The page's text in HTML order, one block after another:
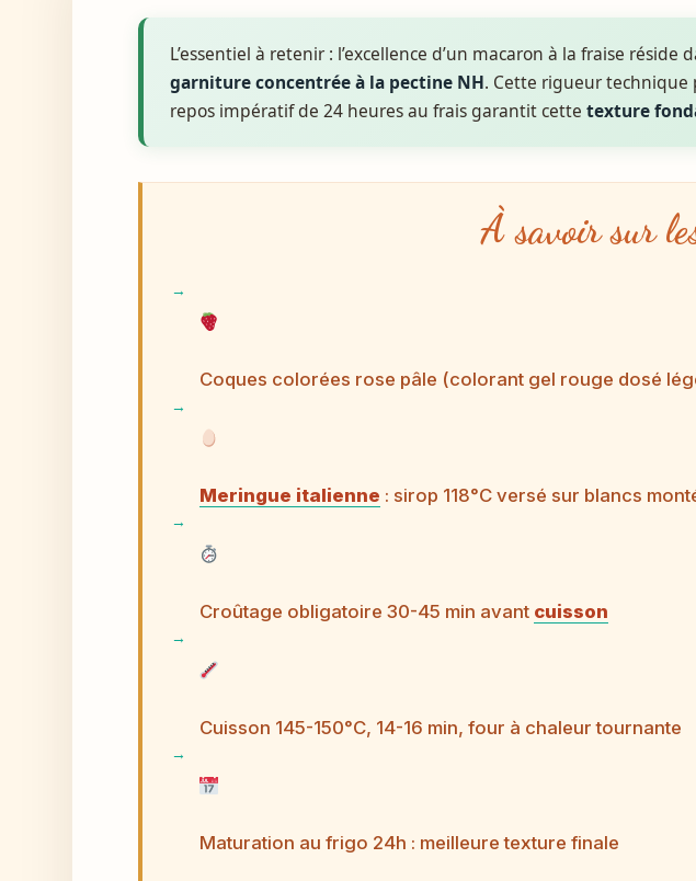
L’essentiel à retenir : l’excellence d’un macaron à la fraise réside
garniture concentrée à la pectine NH. Cette rigueur
repos impératif de 24 heures au frais garantit cette texture
À savoir sur
Coques colorées rose pâle (colorant gel rouge dosé
Meringue italienne : sirop 118°C versé sur blancs
Croûtage obligatoire 30-45 min avant cuisson
Cuisson 145-150°C, 14-16 min, four à chaleur tournante
Maturation au frigo 24h : meilleure texture finale